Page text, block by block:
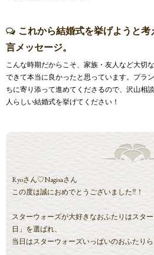
これから結婚式を挙げようと
言メッセージ。
こんな時期だからこそ、家族・友人など大切
できて本当に良かったと思っています。プラ
ちに寄り添って進めてくださるので、沢山相
人らしい結婚式を挙げてください！
Ryoさん♡Nagisaさん
この度は誠におめでとうございました‼！
スターウォーズが大好きなおふたりはスタ
日」を選ばれ、
当日はスターウォーズいっぱいのおふたり